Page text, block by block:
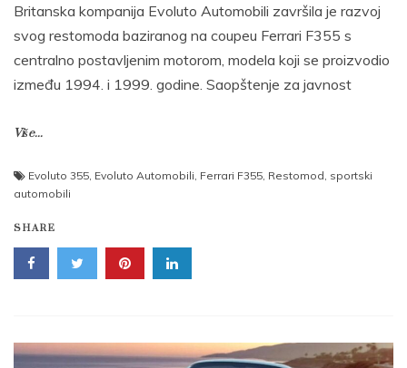
Britanska kompanija Evoluto Automobili završila je razvoj
svog restomoda baziranog na coupeu Ferrari F355 s
centralno postavljenim motorom, modela koji se proizvodio
između 1994. i 1999. godine. Saopštenje za javnost
Više...
Evoluto 355 Evoluto Automobili Ferrari F355 Restomod sportski
automobili
SHARE